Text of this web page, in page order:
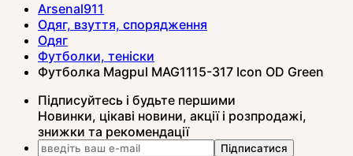
Arsenal911
Одяг, взуття, спорядження
Одяг
Футболки, теніски
Футболка Magpul MAG1115-317 Icon OD Green
Підписуйтесь і будьте першими
Новинки, цікаві новини, акції і розпродажі,
знижки та рекомендації
Підписатися